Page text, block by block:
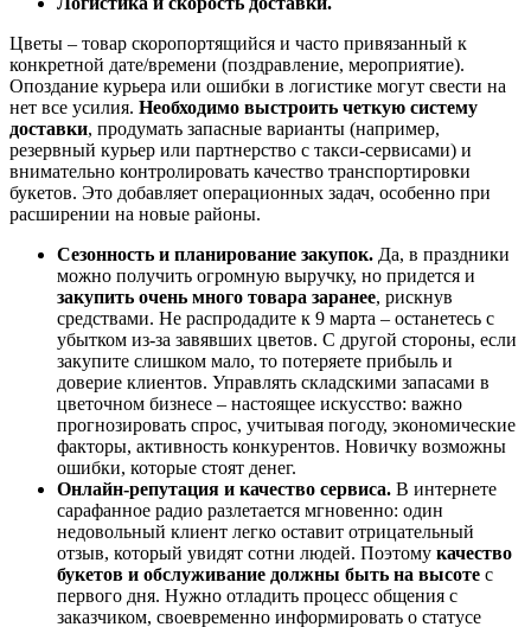
Цветы – товар скоропортящийся и часто привязанный к
конкретной дате/времени (поздравление, мероприятие).
Опоздание курьера или ошибки в логистике могут свести на
нет все усилия. Необходимо выстроить четкую систему
доставки, продумать запасные варианты (например,
резервный курьер или партнерство с такси-сервисами) и
внимательно контролировать качество транспортировки
букетов. Это добавляет операционных задач, особенно при
расширении на новые районы.
Сезонность и планирование закупок. Да, в праздники
можно получить огромную выручку, но придется и
закупить очень много товара заранее, рискнув
средствами. Не распродадите к 9 марта – останетесь с
убытком из-за завявших цветов. С другой стороны, если
закупите слишком мало, то потеряете прибыль и
доверие клиентов. Управлять складскими запасами в
цветочном бизнесе – настоящее искусство: важно
прогнозировать спрос, учитывая погоду, экономические
факторы, активность конкурентов. Новичку возможны
ошибки, которые стоят денег.
Онлайн-репутация и качество сервиса. В интернете
сарафанное радио разлетается мгновенно: один
недовольный клиент легко оставит отрицательный
отзыв, который увидят сотни людей. Поэтому качество
букетов и обслуживание должны быть на высоте с
первого дня. Нужно отладить процесс общения с
заказчиком, своевременно информировать о статусе